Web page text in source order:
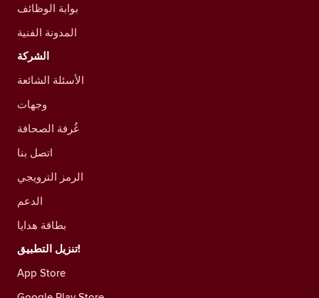
بوابة الوظائف
المدونة الفنية
الشركة
الأسئلة الشائعة
وجهات
غُرفة الصحافة
اتصل بنا
الرمز الترويجي
الدعم
بطاقة هدايا
تنزيل التطبيق!
App Store